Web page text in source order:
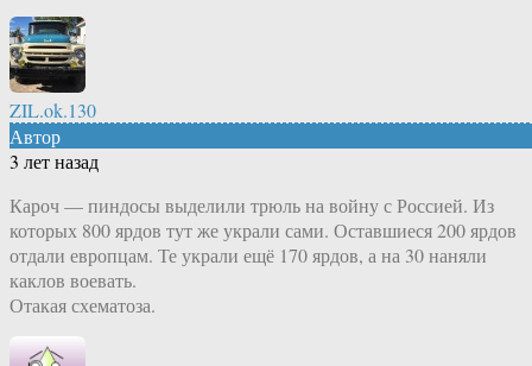
ZIL.ok.130
Автор
3 лет назад
Кароч — пиндосы выделили трюль на войну с Россией. Из
которых 800 ярдов тут же украли сами. Оставшиеся 200 ярдов
отдали европцам. Те украли ещё 170 ярдов, а на 30 наняли
каклов воевать.
Отакая схематоза.